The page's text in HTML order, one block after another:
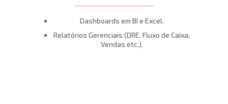
Dashboards em BI e Excel.
Relatórios Gerenciais (DRE, Fluxo de Caixa,
Vendas etc.).